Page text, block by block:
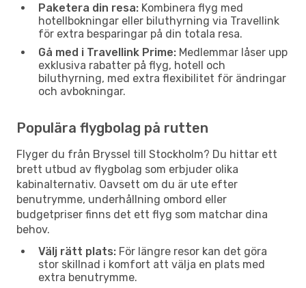
Paketera din resa: Kombinera flyg med
hotellbokningar eller biluthyrning via Travellink
för extra besparingar på din totala resa.
Gå med i Travellink Prime: Medlemmar låser upp
exklusiva rabatter på flyg, hotell och
biluthyrning, med extra flexibilitet för ändringar
och avbokningar.
Populära flygbolag på rutten
Flyger du från Bryssel till Stockholm? Du hittar ett
brett utbud av flygbolag som erbjuder olika
kabinalternativ. Oavsett om du är ute efter
benutrymme, underhållning ombord eller
budgetpriser finns det ett flyg som matchar dina
behov.
Välj rätt plats: För längre resor kan det göra
stor skillnad i komfort att välja en plats med
extra benutrymme.